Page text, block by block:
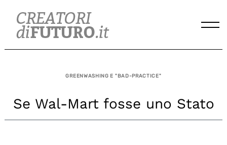
content
GREENWASHING E "BAD-PRACTICE"
Se Wal-Mart fosse uno Stato